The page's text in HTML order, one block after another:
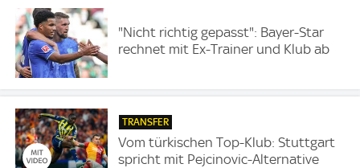
"Nicht richtig gepasst": Bayer-Star
rechnet mit Ex-Trainer und Klub ab
TRANSFER
Vom türkischen Top-Klub: Stuttgart
spricht mit Pejcinovic-Alternative